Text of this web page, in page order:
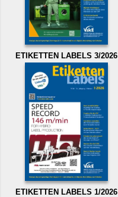
ETIKETTEN LABELS 3/2026
ETIKETTEN LABELS 1/2026